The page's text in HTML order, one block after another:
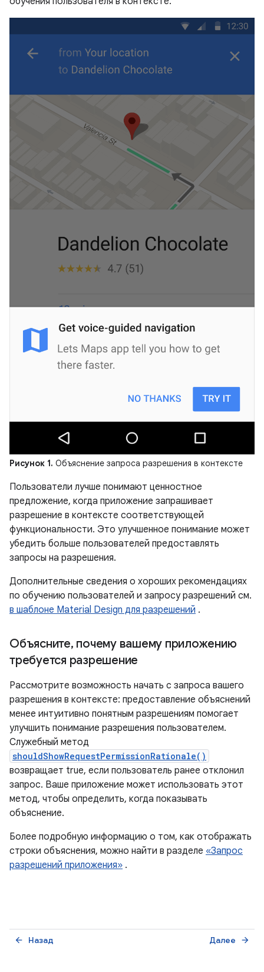
Рисунок 1. Объяснение запроса разрешения в контексте
Пользователи лучше понимают ценностное
предложение, когда приложение запрашивает
разрешение в контексте соответствующей
функциональности. Это улучшенное понимание может
убедить больше пользователей предоставлять
запросы на разрешения.
Дополнительные сведения о хороших рекомендациях
по обучению пользователей и запросу разрешений см.
в шаблоне Material Design для разрешений .
Объясните, почему вашему приложению
требуется разрешение
Рассмотрите возможность начать с запроса вашего
разрешения в контексте: предоставление объяснений
менее интуитивно понятным разрешениям помогает
улучшить понимание разрешения пользователем.
Служебный метод
shouldShowRequestPermissionRationale()
возвращает true, если пользователь ранее отклонил
запрос. Ваше приложение может использовать этот
метод, чтобы определить, когда показывать
объяснение.
Более подробную информацию о том, как отображать
строки объяснения, можно найти в разделе «Запрос
разрешений приложения» .
Назад
arrow_back Далее arrow_forward